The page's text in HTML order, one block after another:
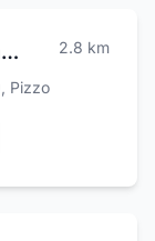
Allianz di Procopio Francesco 2.8 km
, Pizzo